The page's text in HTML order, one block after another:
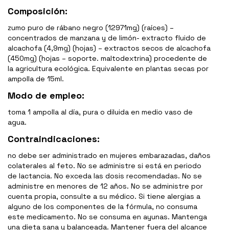
Composición:
zumo puro de rábano negro (12971mg) (raíces) –
concentrados de manzana y de limón- extracto fluido de
alcachofa (4,9mg) (hojas) – extractos secos de alcachofa
(450mg) (hojas – soporte. maltodextrina) procedente de
la agricultura ecológica. Equivalente en plantas secas por
ampolla de 15ml.
Modo de empleo:
toma 1 ampolla al día, pura o diluida en medio vaso de
agua.
Contraindicaciones:
no debe ser administrado en mujeres embarazadas, daños
colaterales al feto. No se administre si está en periodo
de lactancia. No exceda las dosis recomendadas. No se
administre en menores de 12 años. No se administre por
cuenta propia, consulte a su médico. Si tiene alergias a
alguno de los componentes de la fórmula, no consuma
este medicamento. No se consuma en ayunas. Mantenga
una dieta sana y balanceada. Mantener fuera del alcance